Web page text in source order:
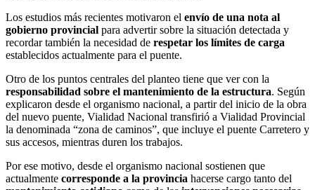
Los estudios más recientes motivaron el envío de una nota al
gobierno provincial para advertir sobre la situación detectada y
recordar también la necesidad de respetar los límites de carga
establecidos actualmente para el puente.
Otro de los puntos centrales del planteo tiene que ver con la
responsabilidad sobre el mantenimiento de la estructura. Según
explicaron desde el organismo nacional, a partir del inicio de la obra
del nuevo puente, Vialidad Nacional transfirió a Vialidad Provincial
la denominada “zona de caminos”, que incluye el puente Carretero y
sus accesos, mientras duren los trabajos.
Por ese motivo, desde el organismo nacional sostienen que
actualmente corresponde a la provincia hacerse cargo tanto del